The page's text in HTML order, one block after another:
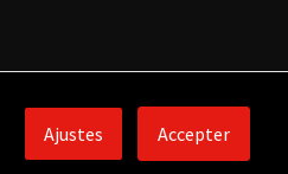
Ajustes Accepter